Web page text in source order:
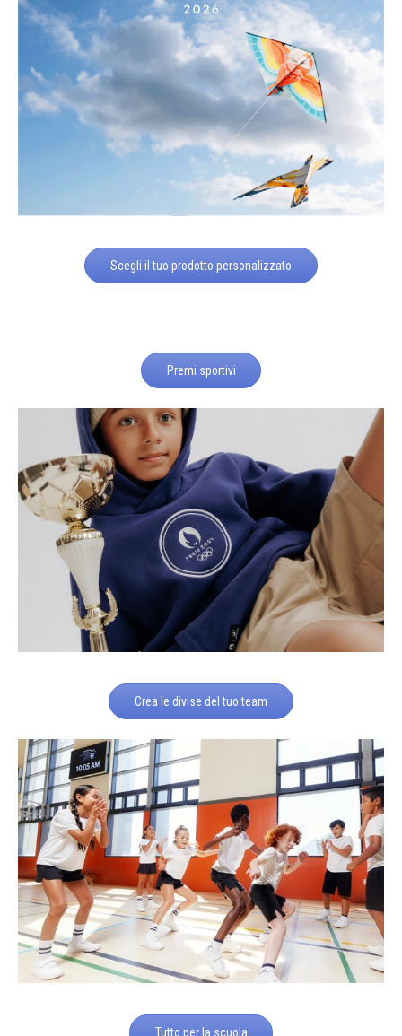
Scegli il tuo prodotto personalizzato
Premi sportivi
Crea le divise del tuo team
Tutto per la scuola